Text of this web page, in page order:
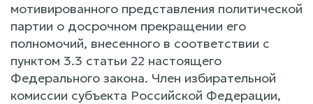
мотивированного представления политической
партии о досрочном прекращении его
полномочий, внесенного в соответствии с
пунктом 3.3 статьи 22 настоящего
Федерального закона. Член избирательной
комиссии субъекта Российской Федерации,